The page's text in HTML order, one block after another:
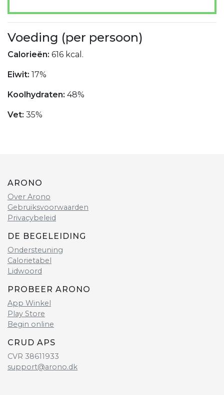
Voeding (per persoon)
Calorieën: 616 kcal.
Eiwit: 17%
Koolhydraten: 48%
Vet: 35%
ARONO
Over Arono
Gebruiksvoorwaarden
Privacybeleid
DE BEGELEIDING
Ondersteuning
Calorietabel
Lidwoord
PROBEER ARONO
App Winkel
Play Store
Begin online
CRUD APS
CVR 38611933
support@arono.dk